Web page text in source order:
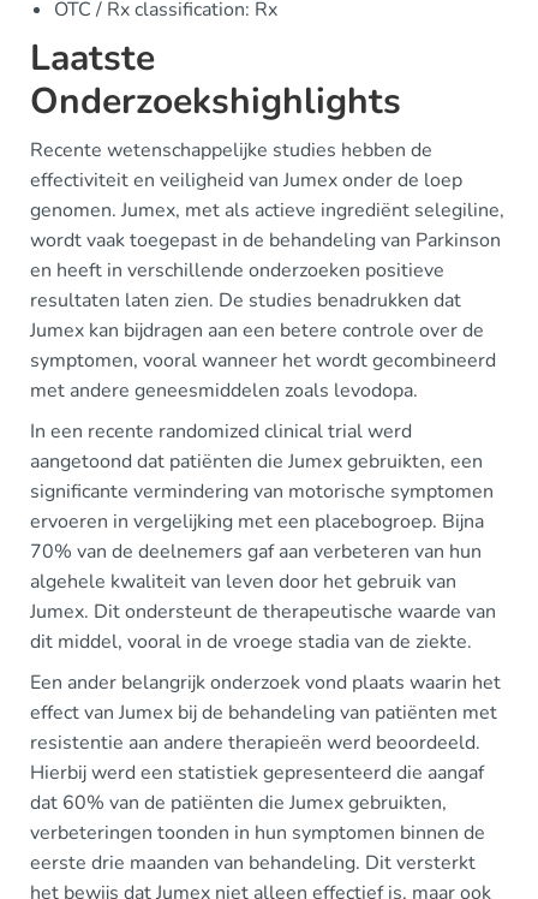
OTC / Rx classification: Rx
Laatste
Onderzoekshighlights
Recente wetenschappelijke studies hebben de
effectiviteit en veiligheid van Jumex onder de loep
genomen. Jumex, met als actieve ingrediënt selegiline,
wordt vaak toegepast in de behandeling van Parkinson
en heeft in verschillende onderzoeken positieve
resultaten laten zien. De studies benadrukken dat
Jumex kan bijdragen aan een betere controle over de
symptomen, vooral wanneer het wordt gecombineerd
met andere geneesmiddelen zoals levodopa.
In een recente randomized clinical trial werd
aangetoond dat patiënten die Jumex gebruikten, een
significante vermindering van motorische symptomen
ervoeren in vergelijking met een placebogroep. Bijna
70% van de deelnemers gaf aan verbeteren van hun
algehele kwaliteit van leven door het gebruik van
Jumex. Dit ondersteunt de therapeutische waarde van
dit middel, vooral in de vroege stadia van de ziekte.
Een ander belangrijk onderzoek vond plaats waarin het
effect van Jumex bij de behandeling van patiënten met
resistentie aan andere therapieën werd beoordeeld.
Hierbij werd een statistiek gepresenteerd die aangaf
dat 60% van de patiënten die Jumex gebruikten,
verbeteringen toonden in hun symptomen binnen de
eerste drie maanden van behandeling. Dit versterkt
het bewijs dat Jumex niet alleen effectief is, maar ook